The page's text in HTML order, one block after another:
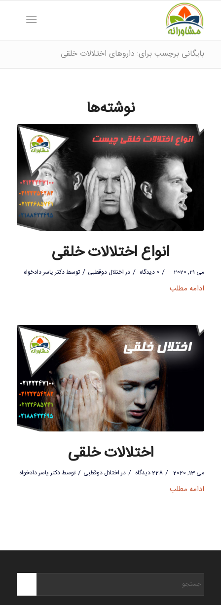
بایگانی برچسب برای: داروهای اختلالات خلقی
نوشته‌ها
انواع اختلالات خلقی
می 21, 2020 / 0 دیدگاه / دراختلال دوقطبی / توسطدکتر یاسر دادخواه
ادامه مطلب
اختلالات خلقی
می 13, 2020 / 228 دیدگاه / دراختلال دوقطبی / توسطدکتر یاسر دادخواه
ادامه مطلب